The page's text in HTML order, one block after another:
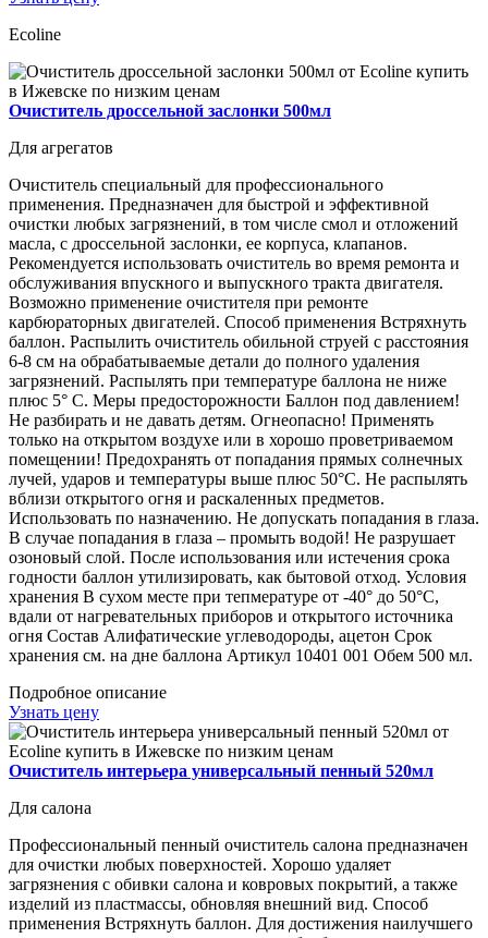
Ecoline
Очиститель дроссельной заслонки 500мл
Для агрегатов
Очиститель специальный для профессионального
применения. Предназначен для быстрой и эффективной
очистки любых загрязнений, в том числе смол и отложений
масла, с дроссельной заслонки, ее корпуса, клапанов.
Рекомендуется использовать очиститель во время ремонта и
обслуживания впускного и выпускного тракта двигателя.
Возможно применение очистителя при ремонте
карбюраторных двигателей. Способ применения Встряхнуть
баллон. Распылить очиститель обильной струей с расстояния
6-8 см на обрабатываемые детали до полного удаления
загрязнений. Распылять при температуре баллона не ниже
плюс 5° С. Меры предосторожности Баллон под давлением!
Не разбирать и не давать детям. Огнеопасно! Применять
только на открытом воздухе или в хорошо проветриваемом
помещении! Предохранять от попадания прямых солнечных
лучей, ударов и температуры выше плюс 50°С. Не распылять
вблизи открытого огня и раскаленных предметов.
Использовать по назначению. Не допускать попадания в глаза.
В случае попадания в глаза – промыть водой! Не разрушает
озоновый слой. После использования или истечения срока
годности баллон утилизировать, как бытовой отход. Условия
хранения В сухом месте при тепмературе от -40° до 50°С,
вдали от нагревательных приборов и открытого источника
огня Состав Алифатические углеводороды, ацетон Срок
хранения см. на дне баллона Артикул 10401 001 Обем 500 мл.
Подробное описание
Узнать цену
Очиститель интерьера универсальный пенный 520мл
Для салона
Профессиональный пенный очиститель салона предназначен
для очистки любых поверхностей. Хорошо удаляет
загрязнения с обивки салона и ковровых покрытий, а также
изделий из пластмассы, обновляя внешний вид. Способ
применения Встряхнуть баллон. Для достижения наилучшего